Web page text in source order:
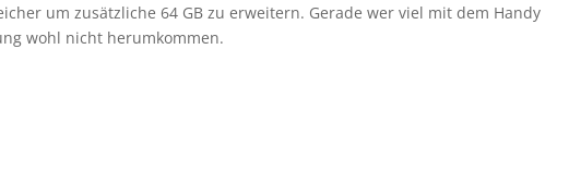
um zusätzliche 64 GB zu erweitern. Gerade wer viel mit dem Handy
wohl nicht herumkommen.